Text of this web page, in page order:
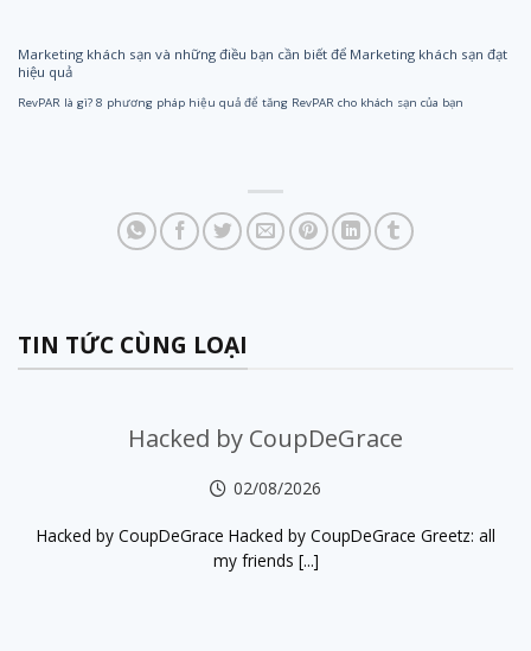
Marketing khách sạn và những điều bạn cần biết để Marketing khách sạn đạt
hiệu quả
RevPAR là gì? 8 phương pháp hiệu quả để tăng RevPAR cho khách sạn của bạn
TIN TỨC CÙNG LOẠI
Hacked by CoupDeGrace
02/08/2026
Hacked by CoupDeGrace Hacked by CoupDeGrace Greetz: all
my friends [...]